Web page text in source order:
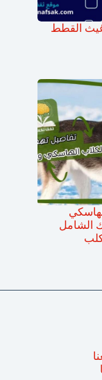
القطط
الشامل